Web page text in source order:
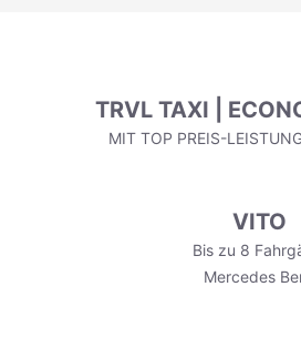
TRVL TAXI |
MIT TOP PREIS-
VITO
Bis zu 8
Mercedes